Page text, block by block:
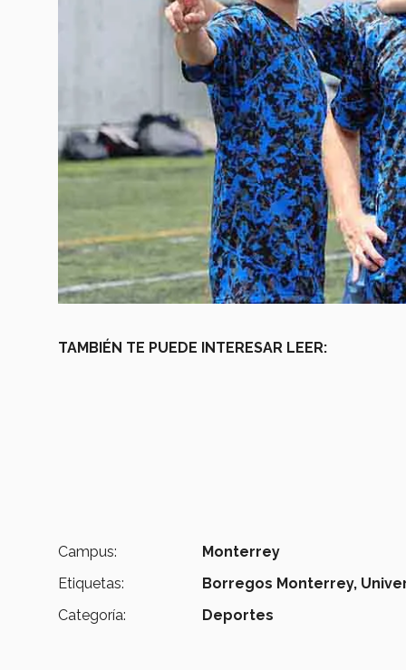
TAMBIÉN TE PUEDE INTERESAR LEER:
Campus:
Monterrey
Etiquetas:
Borregos Monterrey,
Categoría:
Deportes